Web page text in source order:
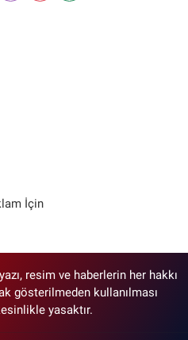
İçin
resim ve haberlerin her hakkı
gösterilmeden kullanılması
yasaktır.